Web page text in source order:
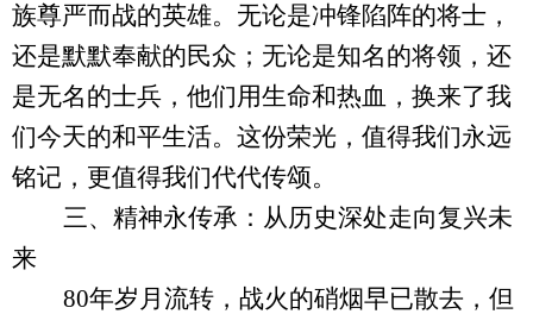
族尊严而战的英雄。无论是冲锋陷阵的将士，
还是默默奉献的民众；无论是知名的将领，还
是无名的士兵，他们用生命和热血，换来了我
们今天的和平生活。这份荣光，值得我们永远
铭记，更值得我们代代传颂。
三、 精神永传承：从历史深处走向复兴未
来
80年岁月流转，战火的硝烟早已散去，但